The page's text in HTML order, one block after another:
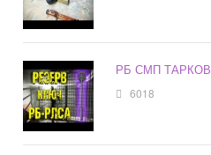
РБ СМП ТАРКОВ
6018